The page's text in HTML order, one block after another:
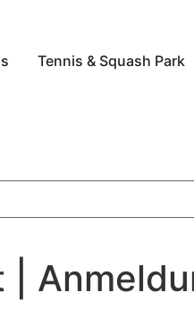
Tennis & Squash Park